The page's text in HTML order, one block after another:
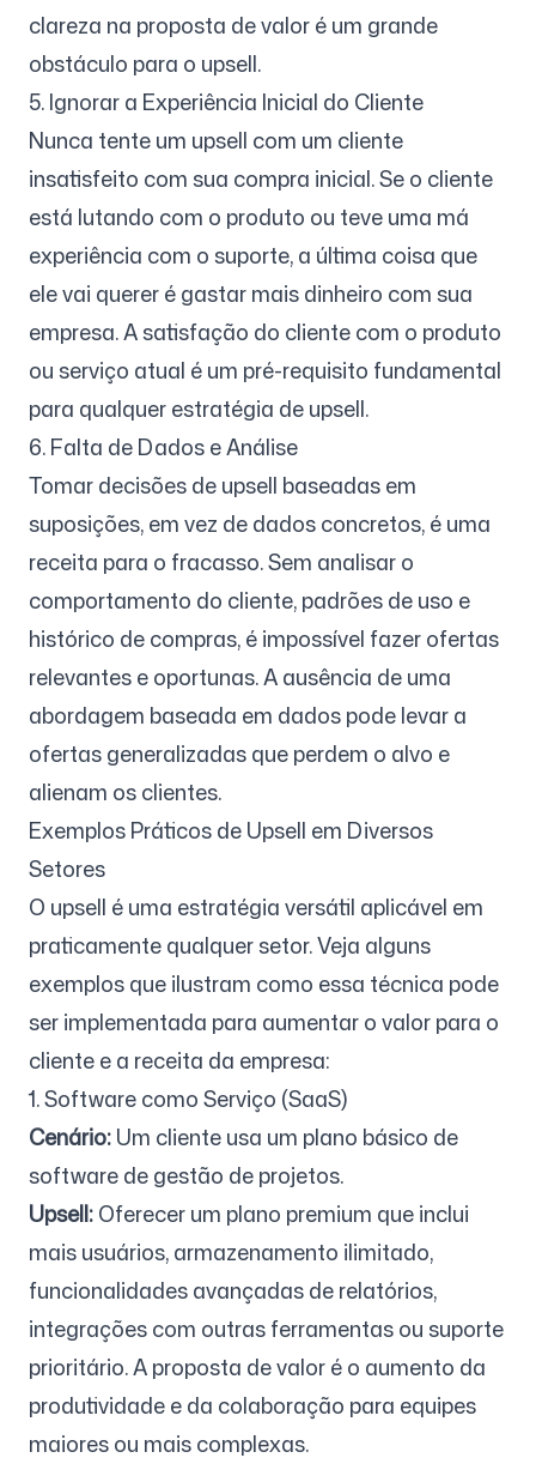
clareza na proposta de valor é um grande
obstáculo para o upsell.
5. Ignorar a Experiência Inicial do Cliente
Nunca tente um upsell com um cliente
insatisfeito com sua compra inicial. Se o cliente
está lutando com o produto ou teve uma má
experiência com o suporte, a última coisa que
ele vai querer é gastar mais dinheiro com sua
empresa. A satisfação do cliente com o produto
ou serviço atual é um pré-requisito fundamental
para qualquer estratégia de upsell.
6. Falta de Dados e Análise
Tomar decisões de upsell baseadas em
suposições, em vez de dados concretos, é uma
receita para o fracasso. Sem analisar o
comportamento do cliente, padrões de uso e
histórico de compras, é impossível fazer ofertas
relevantes e oportunas. A ausência de uma
abordagem baseada em dados pode levar a
ofertas generalizadas que perdem o alvo e
alienam os clientes.
Exemplos Práticos de Upsell em Diversos
Setores
O upsell é uma estratégia versátil aplicável em
praticamente qualquer setor. Veja alguns
exemplos que ilustram como essa técnica pode
ser implementada para aumentar o valor para o
cliente e a receita da empresa:
1. Software como Serviço (SaaS)
Cenário:Um cliente usa um plano básico de
software de gestão de projetos.
Upsell:Oferecer um plano premium que inclui
mais usuários, armazenamento ilimitado,
funcionalidades avançadas de relatórios,
integrações com outras ferramentas ou suporte
prioritário. A proposta de valor é o aumento da
produtividade e da colaboração para equipes
maiores ou mais complexas.